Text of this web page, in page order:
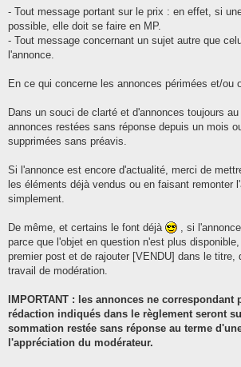
- Tout message portant sur le prix : en effet, si
possible, elle doit se faire en MP.
- Tout message concernant un sujet autre que
l'annonce.
En ce qui concerne les annonces périmées et/ou
Dans un souci de clarté et d'annonces toujours
annonces restées sans réponse depuis un mois
supprimées sans préavis.
Si l'annonce est encore d'actualité, merci de
les éléments déjà vendus ou en faisant remonter
simplement.
De même, et certains le font déjà
, si
parce que l'objet en question n'est plus
premier post et de rajouter [VENDU] dans le titre,
travail de modération.
IMPORTANT : les annonces ne correspondant
rédaction indiqués dans le règlement seront
sommation restée sans réponse au terme
l'appréciation du modérateur.